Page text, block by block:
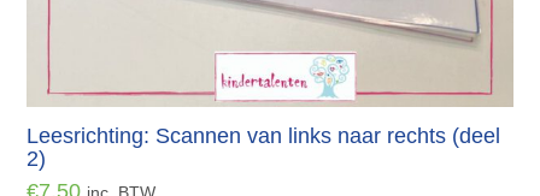
Leesrichting: Scannen van links naar rechts (deel
2)